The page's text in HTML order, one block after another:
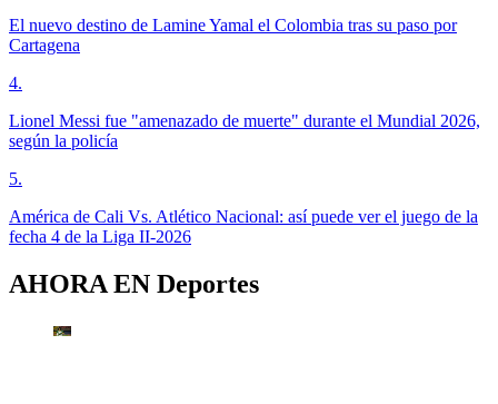
El nuevo destino de Lamine Yamal el Colombia tras su paso por
Cartagena
4.
Lionel Messi fue "amenazado de muerte" durante el Mundial 2026,
según la policía
5.
América de Cali Vs. Atlético Nacional: así puede ver el juego de la
fecha 4 de la Liga II-2026
AHORA EN Deportes